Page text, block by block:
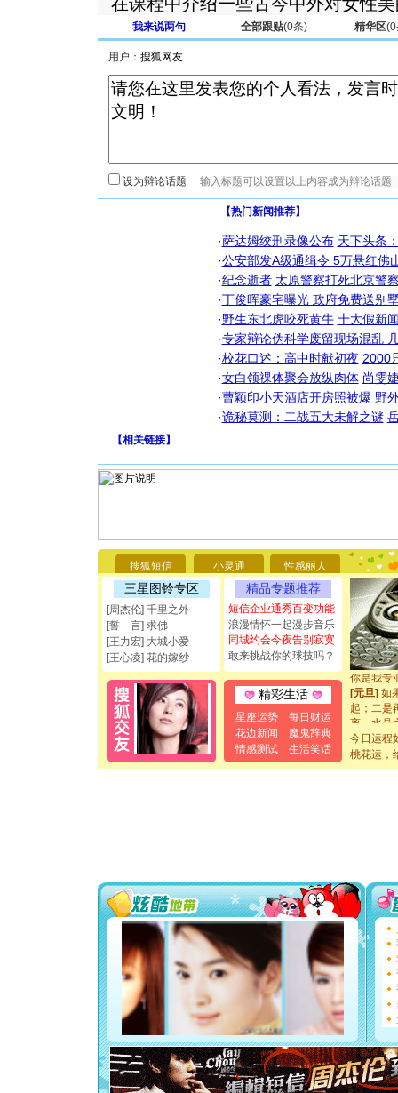
我来说两句 全部跟贴(0条) 精华区(0
用户：
设为辩论话题
【热门新闻推荐】
·萨达姆绞刑录像公布 天下头条
·公安部发A级通缉令 5万悬红佛
·纪念逝者 太原警察打死北京警
·丁俊晖豪宅曝光 政府免费送别
·野生东北虎咬死黄牛 十大假新
·专家辩论伪科学废留现场混乱
·校花口述：高中时献初夜 2000
·女白领祼体聚会放纵肉体 尚雯
·曹颖印小天酒店开房照被爆 野
·诡秘莫测：二战五大未解之谜
【相关链接】
搜狐短信 小灵通 性感丽人
三星图铃专区
[周杰伦] 千里之外
[誓 言] 求佛
[王力宏] 大城小爱
[王心凌] 花的嫁纱
精品专题推荐
短信企业通秀百变功能
浪漫情怀一起漫步音乐
同城约会今夜告别寂寞
敢来挑战你的球技吗？
精彩生活
星座运势
每日财运
花边新闻
魔鬼辞典
情感测试
生活笑话
你太多，
要平安！
[圣诞节]
能正大光
都要快乐
[圣诞节]
如意,快
[元旦]看
断电。爱
你是我专
[元旦] 如
起；二是
离。水晶
[元旦]当
泣，这痛
卖了。水
你太多，
要平安
[圣诞节]
能正大
都要快乐
[圣诞节]
如意,快
[元旦]
看
断电。
你是我
[元旦]
起；二是
离。水晶
[元旦]当
今日运程
桃花运，